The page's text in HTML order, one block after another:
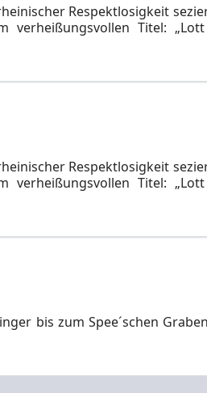
Respektlosigkeit
verheißungsvollen Titel:
Respektlosigkeit
verheißungsvollen Titel:
bis zum Spee´schen